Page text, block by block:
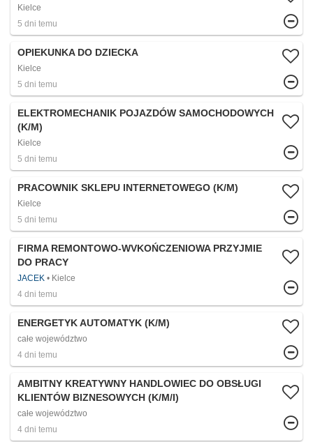
Kielce
5 dni temu
OPIEKUNKA DO DZIECKA
Kielce
5 dni temu
ELEKTROMECHANIK POJAZDÓW SAMOCHODOWYCH
(K/M)
Kielce
5 dni temu
PRACOWNIK SKLEPU INTERNETOWEGO (K/M)
Kielce
5 dni temu
FIRMA REMONTOWO-WVKOŃCZENIOWA PRZYJMIE
DO PRACY
JACEK
Kielce
4 dni temu
ENERGETYK AUTOMATYK (K/M)
całe województwo
4 dni temu
AMBITNY KREATYWNY HANDLOWIEC DO OBSŁUGI
KLIENTÓW BIZNESOWYCH (K/M/I)
całe województwo
4 dni temu